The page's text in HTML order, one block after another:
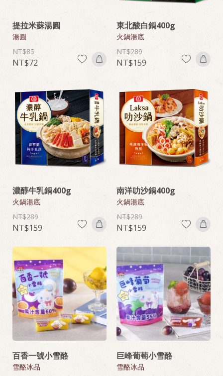
提拉米蘇湯圓
湯圓
85
72
東北酸白鍋400g
火鍋湯底
289
159
濃醇牛乳鍋400g
火鍋湯底
289
159
南洋叻沙鍋400g
火鍋湯底
289
159
百香一號小雪酪
雪酪冰品
巨峰葡萄小雪酪
雪酪冰品